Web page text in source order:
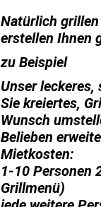
Natürlich
erstellen Ihnen
zu Beispiel
Unser
Sie kreiertes,
Wunsch
Belieben
Mietkosten:
1-10 Personen
Grillmenü)